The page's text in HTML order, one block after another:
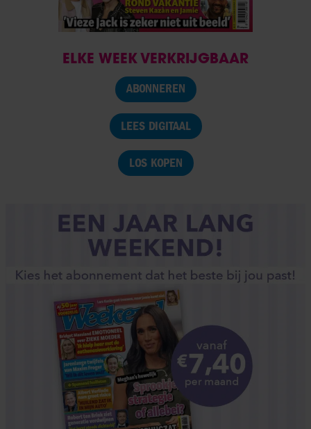
ELKE WEEK VERKRIJGBAAR
ABONNEREN
LEES DIGITAAL
LOS KOPEN